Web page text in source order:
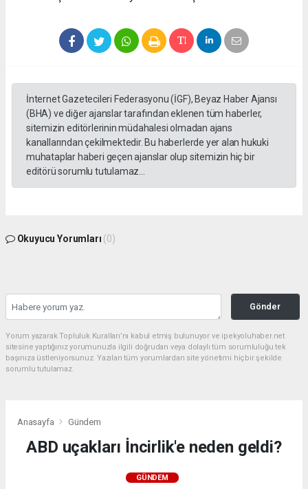
İnternet Gazetecileri Federasyonu (İGF), Beyaz Haber Ajansı
(BHA) ve diğer ajanslar tarafından eklenen tüm haberler,
sitemizin editörlerinin müdahalesi olmadan ajans
kanallarından çekilmektedir. Bu haberlerde yer alan hukuki
muhataplar haberi geçen ajanslar olup sitemizin hiç bir
editörü sorumlu tutulamaz...
Okuyucu Yorumları (0)
Gönder
Yorum yazarak Topluluk Kuralları’nı kabul etmiş bulunuyor ve ipekyoluhaber.net
sitesine yaptığınız yorumunuzla ilgili doğrudan veya dolaylı tüm sorumluluğu tek
başınıza üstleniyorsunuz. Yazılan tüm yorumlardan site yönetimi hiçbir şekilde
sorumlu tutulamaz.
Anasayfa Gündem
ABD uçakları İncirlik'e neden geldi?
GÜNDEM